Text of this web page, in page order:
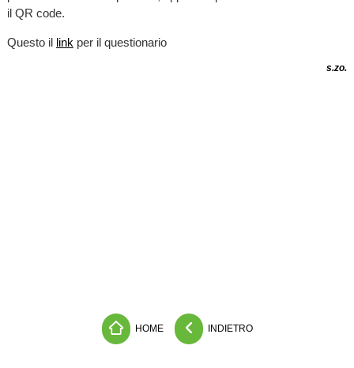
il QR code.
Questo il link per il questionario
s.zo.
HOME INDIETRO